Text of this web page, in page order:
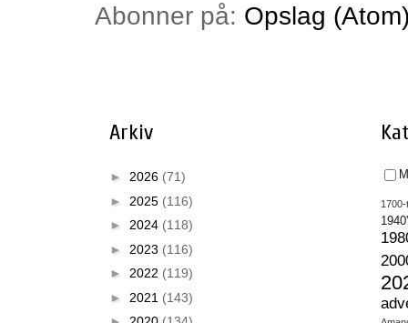
Abonner på: Opslag
Arkiv
► 2026 (71)
► 2025 (116)
► 2024 (118)
► 2023 (116)
► 2022 (119)
► 2021 (143)
1700-